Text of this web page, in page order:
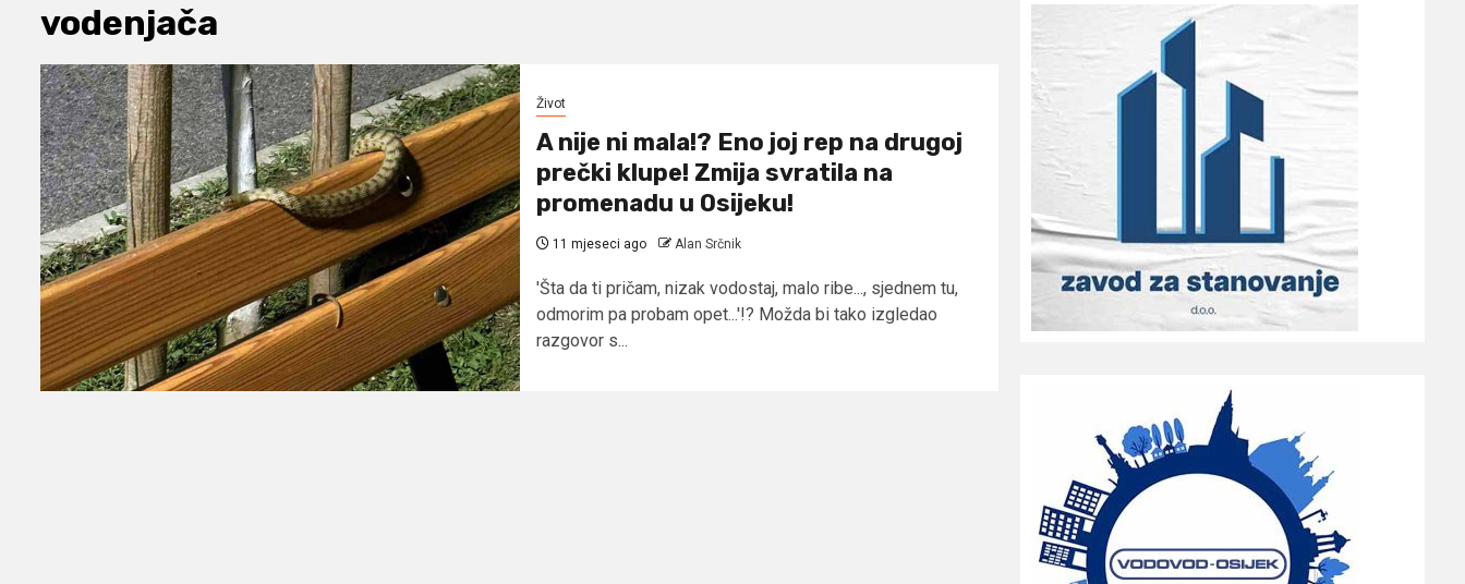
vodenjača
Život
A nije ni mala!? Eno joj rep na drugoj
prečki klupe! Zmija svratila na
promenadu u Osijeku!
11 mjeseci ago Alan Srčnik
'Šta da ti pričam, nizak vodostaj, malo ribe..., sjednem tu,
odmorim pa probam opet...'!? Možda bi tako izgledao
razgovor s...